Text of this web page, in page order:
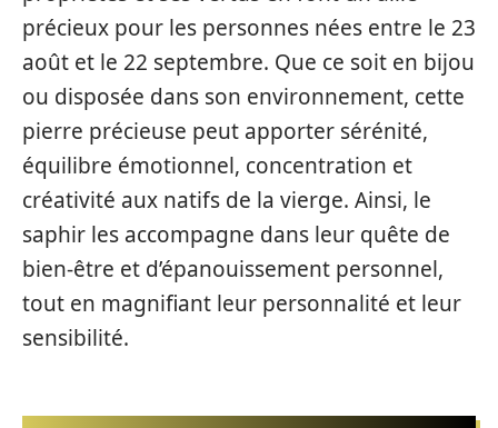
précieux pour les personnes nées entre le 23
août et le 22 septembre. Que ce soit en bijou
ou disposée dans son environnement, cette
pierre précieuse peut apporter sérénité,
équilibre émotionnel, concentration et
créativité aux natifs de la vierge. Ainsi, le
saphir les accompagne dans leur quête de
bien-être et d’épanouissement personnel,
tout en magnifiant leur personnalité et leur
sensibilité.